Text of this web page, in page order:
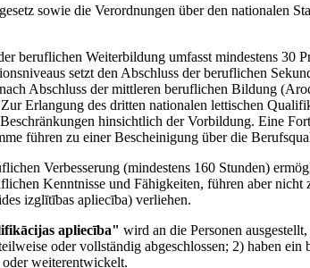
sowie die Verordnungen über den nationalen
beruflichen Weiterbildung umfasst mindestens 30
setzt den Abschluss der beruflichen
Abschluss der mittleren beruflichen Bildung
Erlangung des dritten nationalen lettischen
hinsichtlich der Vorbildung. Eine
führen zu einer Bescheinigung über die
Verbesserung (mindestens 160 Stunden)
Kenntnisse und Fähigkeiten, führen aber
izglītības apliecība) verliehen.
apliecība" wird an die Personen
oder vollständig abgeschlossen; 2) haben
weiterentwickelt.